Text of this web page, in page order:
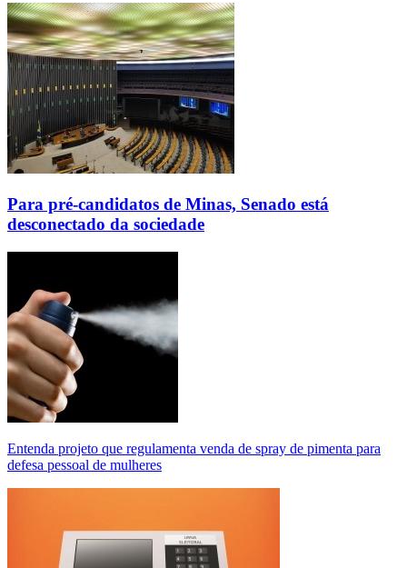
Para pré-candidatos de Minas, Senado está
desconectado da sociedade
Entenda projeto que regulamenta venda de spray de pimenta para
defesa pessoal de mulheres